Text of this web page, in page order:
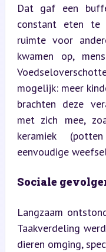
Dat gaf een
constant eten te
ruimte voor
kwamen op,
mogelijk: meer
brachten deze
met zich mee,
keramiek
eenvoudige
Sociale
Langzaam
Taakverdeling
dieren omging,